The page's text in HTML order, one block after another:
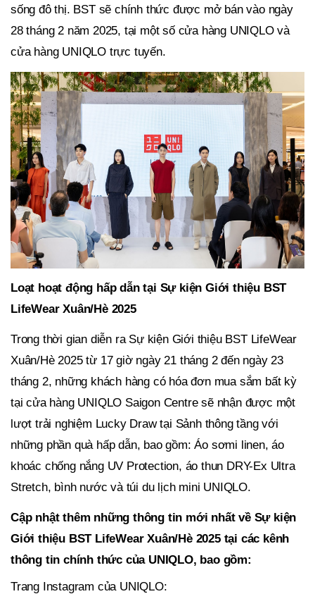
sống đô thị. BST sẽ chính thức được mở bán vào ngày
28 tháng 2 năm 2025, tại một số cửa hàng UNIQLO và
cửa hàng UNIQLO trực tuyến.
Loạt hoạt động hấp dẫn tại Sự kiện Giới thiệu BST
LifeWear Xuân/Hè 2025
Trong thời gian diễn ra Sự kiện Giới thiệu BST LifeWear
Xuân/Hè 2025 từ 17 giờ ngày 21 tháng 2 đến ngày 23
tháng 2, những khách hàng có hóa đơn mua sắm bất kỳ
tại cửa hàng UNIQLO Saigon Centre sẽ nhận được một
lượt trải nghiệm Lucky Draw tại Sảnh thông tầng với
những phần quà hấp dẫn, bao gồm: Áo sơmi linen, áo
khoác chống nắng UV Protection, áo thun DRY-Ex Ultra
Stretch, bình nước và túi du lịch mini UNIQLO.
Cập nhật thêm những thông tin mới nhất về Sự kiện
Giới thiệu BST LifeWear Xuân/Hè 2025 tại các kênh
thông tin chính thức của UNIQLO, bao gồm:
Trang Instagram của UNIQLO: